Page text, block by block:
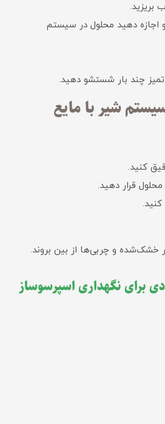
بریزید.
اجازه دهید محلول در سیستم
چند بار شستشو دهید.
شیر با مایع
کنید.
قرار دهید.
کنید.
خشک‌شده و چربی‌ها از بین بروند.
برای نگهداری اسپرسوساز